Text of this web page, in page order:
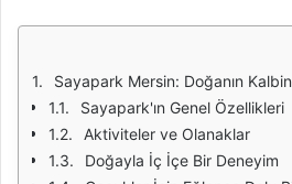
Sayapark Mersin: Doğanın
Sayapark'ın Genel Özellikleri
Aktiviteler ve Olanaklar
Doğayla İç İçe Bir Deneyim